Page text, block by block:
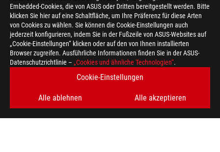
Embedded-Cookies, die von ASUS oder Dritten bereitgestellt werden. Bitte
klicken Sie hier auf eine Schaltfläche, um Ihre Präferenz für diese Arten
von Cookies zu wählen. Sie können die Cookie-Einstellungen auch
jederzeit konfigurieren, indem Sie in der Fußzeile von ASUS-Websites auf
„Cookie-Einstellungen“ klicken oder auf den von Ihnen installierten
Browser zugreifen. Ausführliche Informationen finden Sie in der ASUS-
Datenschutzrichtlinie – „Cookies und ähnliche Technologien“.
Cookie-Einstellungen
Alle ablehnen Alle akzeptieren
> GAMING VRAM-ZUWEISUNG
ERHALTEN SIE DIE NEUESTEN ANGEBOTE UND MEHR